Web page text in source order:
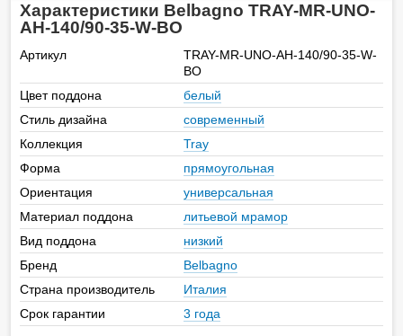
Характеристики Belbagno TRAY-MR-UNO-
AH-140/90-35-W-BO
Артикул
TRAY-MR-UNO-AH-140/90-35-W-
BO
Цвет поддона
белый
Стиль дизайна
современный
Коллекция
Tray
Форма
прямоугольная
Ориентация
универсальная
Материал поддона
литьевой мрамор
Вид поддона
низкий
Бренд
Belbagno
Страна производитель
Италия
Срок гарантии
3 года